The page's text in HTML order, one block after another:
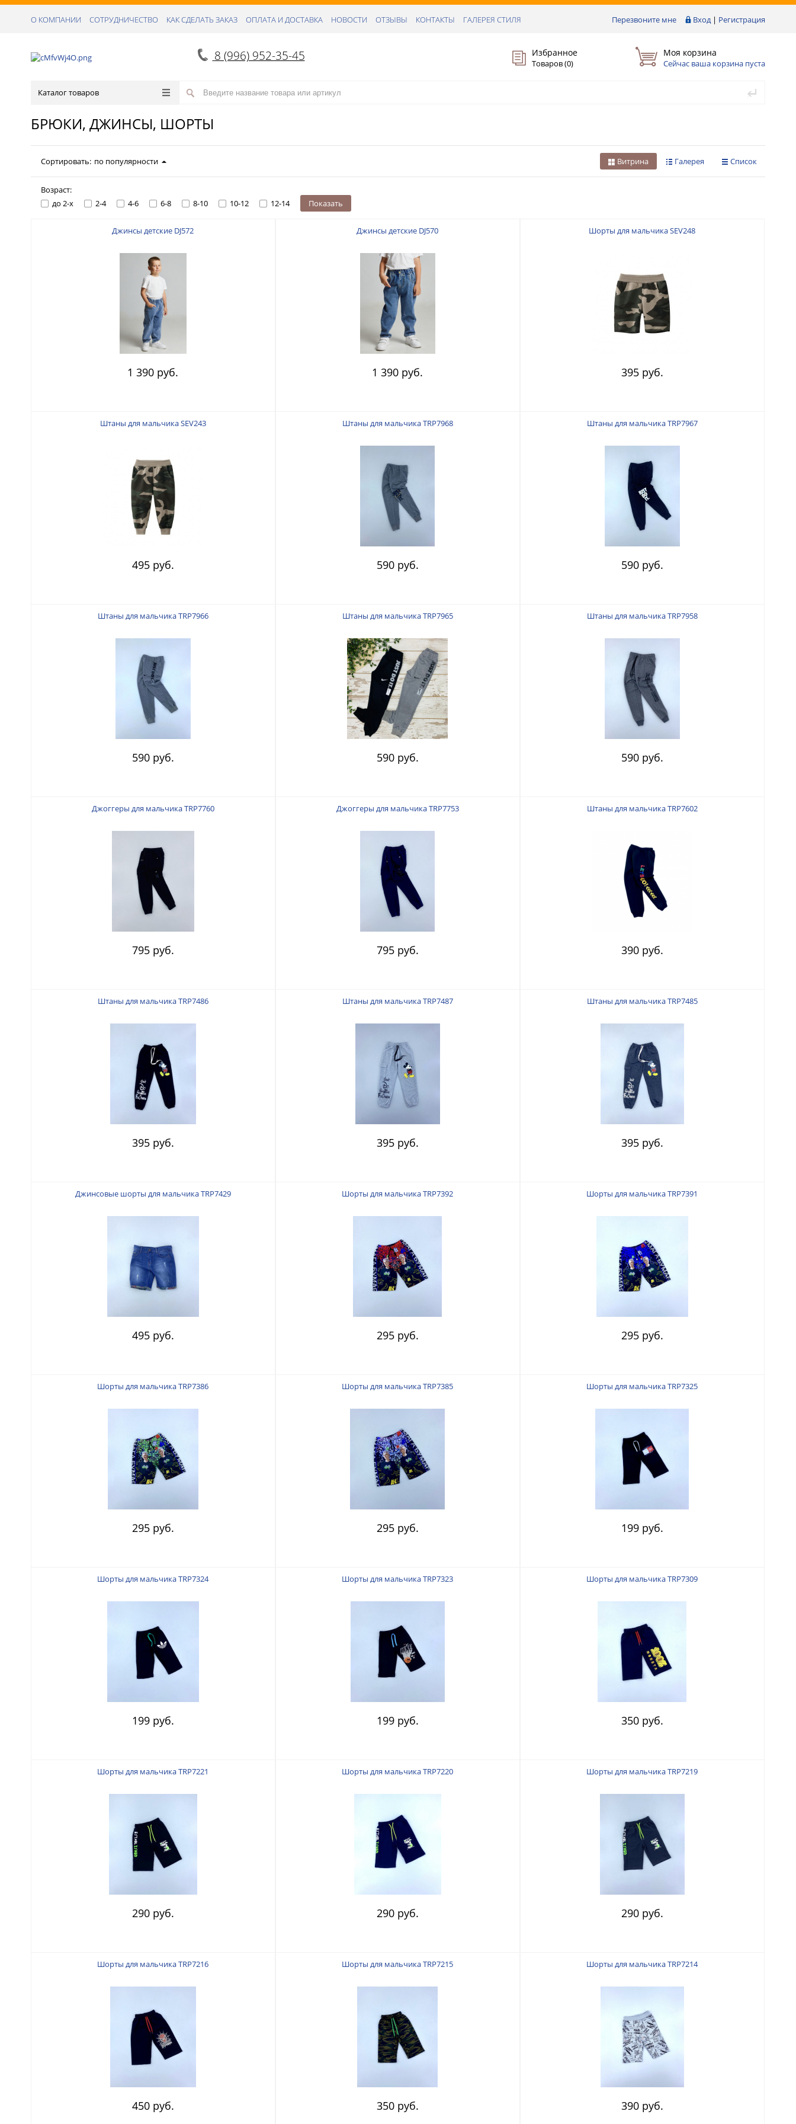
Перезвоните мне Вход | Регистрация
О КОМПАНИИ СОТРУДНИЧЕСТВО КАК СДЕЛАТЬ ЗАКАЗ ОПЛАТА И ДОСТАВКА НОВОСТИ ОТЗЫВЫ КОНТАКТЫ ГАЛЕРЕЯ СТИЛЯ
8 (996) 952-35-45 Избранное
Товаров (0)
Моя корзина
Сейчас ваша корзина пуста
Каталог товаров
БРЮКИ, ДЖИНСЫ, ШОРТЫ
Список
Галерея
Витрина
Сортировать: по популярности
Возраст:
до 2-х
2-4 4-6 6-8 8-10 10-12 12-14 Показать
Джинсы детские DJ572
1 390 руб.
Джинсы детские DJ570
1 390 руб.
Шорты для мальчика SEV248
395 руб.
Штаны для мальчика SEV243
495 руб.
Штаны для мальчика TRP7968
590 руб.
Штаны для мальчика TRP7967
590 руб.
Штаны для мальчика TRP7966
590 руб.
Штаны для мальчика TRP7965
590 руб.
Штаны для мальчика TRP7958
590 руб.
Джоггеры для мальчика TRP7760
795 руб.
Джоггеры для мальчика TRP7753
795 руб.
Штаны для мальчика TRP7602
390 руб.
Штаны для мальчика TRP7486
395 руб.
Штаны для мальчика TRP7487
395 руб.
Штаны для мальчика TRP7485
395 руб.
Джинсовые шорты для мальчика TRP7429
495 руб.
Шорты для мальчика TRP7392
295 руб.
Шорты для мальчика TRP7391
295 руб.
Шорты для мальчика TRP7386
295 руб.
Шорты для мальчика TRP7385
295 руб.
Шорты для мальчика TRP7325
199 руб.
Шорты для мальчика TRP7324
199 руб.
Шорты для мальчика TRP7323
199 руб.
Шорты для мальчика TRP7309
350 руб.
Шорты для мальчика TRP7221
290 руб.
Шорты для мальчика TRP7220
290 руб.
Шорты для мальчика TRP7219
290 руб.
Шорты для мальчика TRP7216
450 руб.
Шорты для мальчика TRP7215
350 руб.
Шорты для мальчика TRP7214
390 руб.